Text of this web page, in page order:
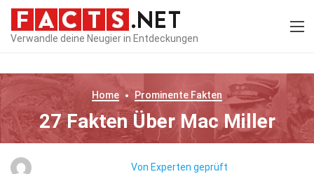
Verwandle deine Neugier in Entdeckungen
Home Prominente Fakten
27 Fakten Über Mac Miller
Von Experten geprüft